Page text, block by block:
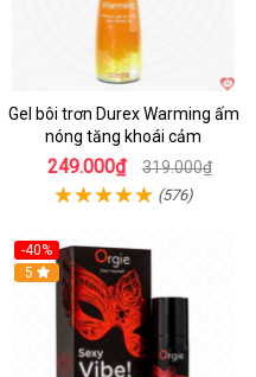
Gel bôi trơn Durex Warming ấm
nóng tăng khoái cảm
249.000₫ 319.000₫
(576)
-40%
Hot
5